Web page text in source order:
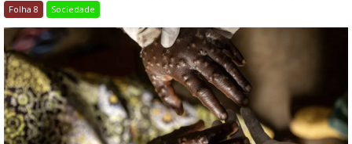
Folha 8 Sociedade